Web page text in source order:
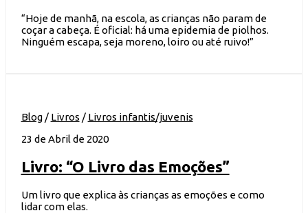
“Hoje de manhã, na escola, as crianças não param de
coçar a cabeça. É oficial: há uma epidemia de piolhos.
Ninguém escapa, seja moreno, loiro ou até ruivo!”
Blog/ Livros / Livros infantis/juvenis
23 de Abril de 2020
Livro: “O Livro das Emoções”
Um livro que explica às crianças as emoções e como
lidar com elas.